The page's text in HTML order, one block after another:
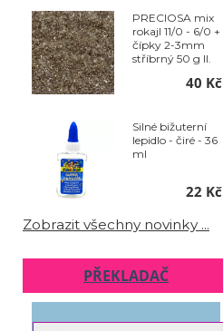
PRECIOSA mix
rokajl 11/0 - 6/0 +
čípky 2-3mm
stříbrný 50 g II.
40 Kč
Silné bižuterní
lepidlo - čiré - 36
ml
22 Kč
Zobrazit všechny novinky ...
PŘEKLADAČ